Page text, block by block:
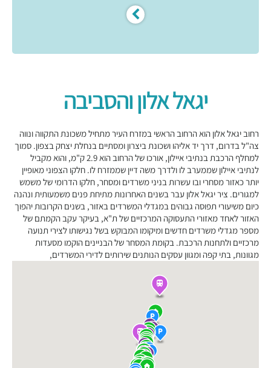
יגאל אלון והסביבה
רחוב יגאל אלון הוא הרחוב הראשי במזרח העיר מתחיל משכונת התקווה ונווה
צה"ל בדרום, דרך יד אליהו ושכונת ביצרון ומסתיים בנחלת יצחק בצפון. סמוך
למחלף הרכבת בנתיבי איילון, אורכו של הרחוב הוא 2.9 ק"מ, והוא מקביל
לנתיבי איילון שממערב לו ולדרך משה דיין שממזרח לו. חלקו הצפוני מאופיין
יותר כאזור מסחרי ובו עשרות בניני משרדים ומסחר, חלקו הדרומי של משמש
למגורים. ציר יגאל אלון עבר בשנים האחרונות מתיחת פנים משמעותית ונהנה
כיום משיעורי תפוסה גבוהים במגדלי המשרדים באזור, בשנים הקרובות יהפוך
האזור לאחד מאזורי התעסוקה המרכזיים של ת"א, בעיקר עקב הקמתם של
מספר מגדלי משרדים חדשים ומיקומו המבוקש בשל נגישותו לצירי תנועה
מרכזיים ולתחנות הרכבת. בקומת המסחר של הבניינים הוקמו מסעדות
מגוונות, בתי קפה ומגוון עסקים הנותנים שירותים לדירי המשרדים,